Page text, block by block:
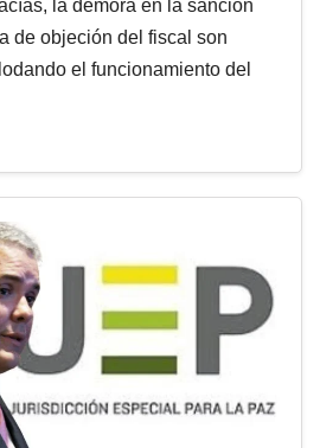
la demora en la sanción
de objeción del fiscal son
el funcionamiento del